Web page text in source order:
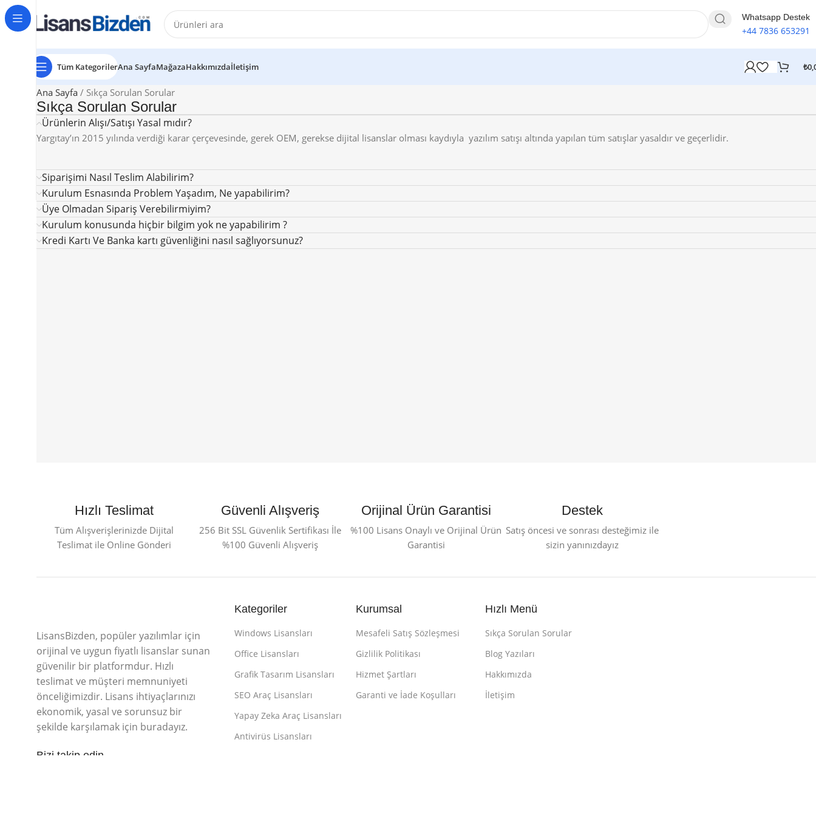
Whatsapp Destek
+44 7836 653291
Tüm KategorilerAna SayfaMağazaHakkımızdaİletişim ₺
Ana Sayfa Sıkça Sorulan Sorular
Sıkça Sorulan Sorular
Ürünlerin Alışı/Satışı Yasal mıdır?
Yargıtay’ın 2015 yılında verdiği karar çerçevesinde, gerek OEM, gerekse dijital lisanslar olması kaydıyla yazılım satışı altında yapılan tüm satışlar yasaldır ve geçerlidir.
Siparişimi Nasıl Teslim Alabilirim?
Kurulum Esnasında Problem Yaşadım, Ne yapabilirim?
Üye Olmadan Sipariş Verebilirmiyim?
Kurulum konusunda hiçbir bilgim yok ne yapabilirim ?
Kredi Kartı Ve Banka kartı güvenliğini nasıl sağlıyorsunuz?
Hızlı Teslimat
Tüm Alışverişlerinizde Dijital
Teslimat ile Online Gönderi
Güvenli Alışveriş
256 Bit SSL Güvenlik Sertifikası İle
%100 Güvenli Alışveriş
Orijinal Ürün Garantisi
%100 Lisans Onaylı ve Orijinal Ürün
Garantisi
Destek
Satış öncesi ve sonrası desteğimiz ile
sizin yanınızdayız
LisansBizden, popüler yazılımlar için
orijinal ve uygun fiyatlı lisanslar sunan
güvenilir bir platformdur. Hızlı
teslimat ve müşteri memnuniyeti
önceliğimizdir. Lisans ihtiyaçlarınızı
ekonomik, yasal ve sorunsuz bir
şekilde karşılamak için buradayız.
Bizi takip edin
Kategoriler
Windows Lisansları
Office Lisansları
Grafik Tasarım Lisansları
SEO Araç Lisansları
Yapay Zeka Araç Lisansları
Antivirüs Lisansları
Kurumsal
Mesafeli Satış Sözleşmesi
Gizlilik Politikası
Hizmet Şartları
Garanti ve İade Koşulları
Hızlı Menü
Sıkça Sorulan Sorular
Blog Yazıları
Hakkımızda
İletişim